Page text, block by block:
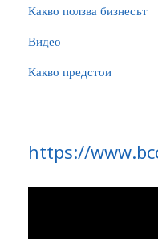
Какво ползва бизнесът
Видео
Какво предстои
https://